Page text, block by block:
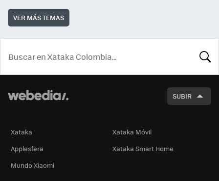
VER MÁS TEMAS
SUBIR
Xataka
Xataka Móvil
Applesfera
Xataka Smart Home
Mundo Xiaomi